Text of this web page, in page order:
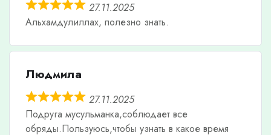
27.11.2025
Альхамдулиллах, полезно знать.
Людмила
27.11.2025
Подруга мусульманка,соблюдает все
обряды.Пользуюсь,чтобы узнать в какое время